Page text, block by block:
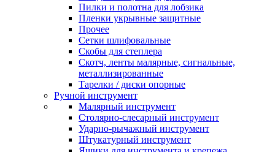
Пилки и полотна для лобзика
Пленки укрывные защитные
Прочее
Сетки шлифовальные
Скобы для степлера
Скотч, ленты малярные, сигнальные,
металлизированные
Тарелки / диски опорные
Ручной инструмент
Малярный инструмент
Столярно-слесарный инструмент
Ударно-рычажный инструмент
Штукатурный инструмент